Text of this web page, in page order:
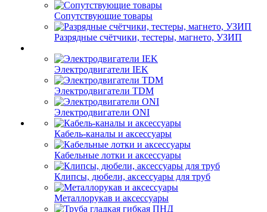
Сопутствующие товары
Разрядные счётчики, тестеры, магнето, УЗИП
Электродвигатели IEK
Электродвигатели TDM
Электродвигатели ONI
Кабель-каналы и аксессуары
Кабельные лотки и аксессуары
Клипсы, дюбели, аксессуары для труб
Металлорукав и аксессуары